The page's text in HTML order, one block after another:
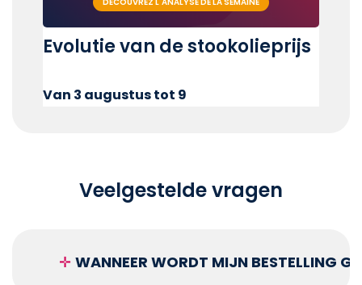
Evolutie van de stookolieprijs
Van 3 augustus tot 9
Veelgestelde vragen
✛ WANNEER WORDT MIJN BESTELLING